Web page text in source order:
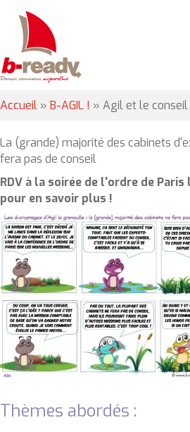
Accueil » B-AGIL ! » Agil et le conseil
La (grande) majorité des cabinets
fera pas de conseil
RDV à la soirée de l'ordre de
pour en savoir plus !
Thèmes abordés :